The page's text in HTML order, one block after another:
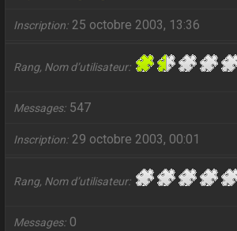
Inscription 25 octobre 2003, 13:36
Rang, Nom d’utilisateur
Messages 547
Inscription 29 octobre 2003, 00:01
Rang, Nom d’utilisateur
Messages 0